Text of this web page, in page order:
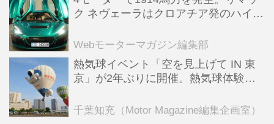
ク ネヴェーラはクロアチア発のハイパ
全版／115】
Webモーターマガジン編集部
熱気球イベント「空を見上げて IN 東
京」が2年ぶりに開催。熱気球体験搭
ンテンツも
千葉知充（Motor Magazine編集企画室）